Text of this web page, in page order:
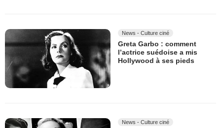
News - Culture ciné
Greta Garbo : comment
l’actrice suédoise a mis
Hollywood à ses pieds
News - Culture ciné